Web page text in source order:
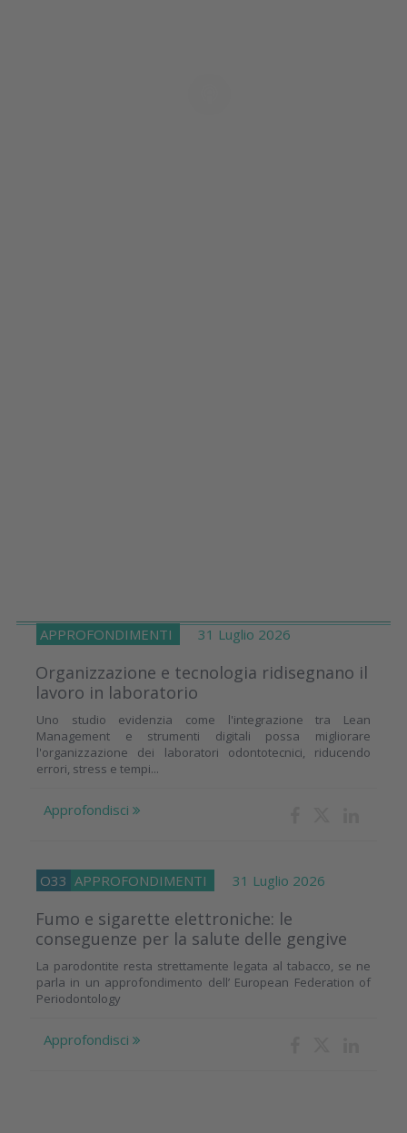
APPROFONDIMENTI 31 Luglio 2026
Organizzazione e tecnologia ridisegnano il
lavoro in laboratorio
Uno studio evidenzia come l'integrazione tra Lean
Management e strumenti digitali possa migliorare
l'organizzazione dei laboratori odontotecnici, riducendo
errori, stress e tempi...
Approfondisci
O33 APPROFONDIMENTI 31 Luglio 2026
Fumo e sigarette elettroniche: le
conseguenze per la salute delle gengive
La parodontite resta strettamente legata al tabacco, se ne
parla in un approfondimento dell’ European Federation of
Periodontology
Approfondisci